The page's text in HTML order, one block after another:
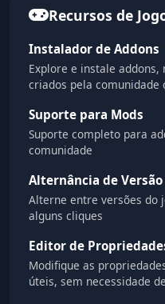
Recursos de
Instalador de Addons
Explore e instale
criados pela comunidade
Suporte para Mods
Suporte completo para
comunidade
Alternância de Versão
Alterne entre versões do
alguns cliques
Editor de
Modifique as
úteis, sem necessidade